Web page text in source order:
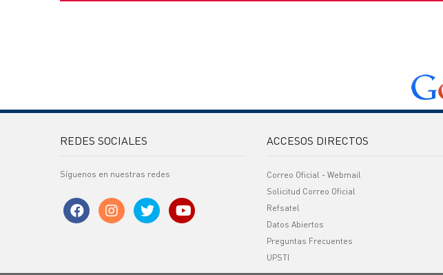
REDES SOCIALES
Síguenos en nuestras redes
ACCESOS DIRECTOS
Correo Oficial - Webmail
Solicitud Correo Oficial
Refsatel
Datos Abiertos
Preguntas Frecuentes
UPSTI